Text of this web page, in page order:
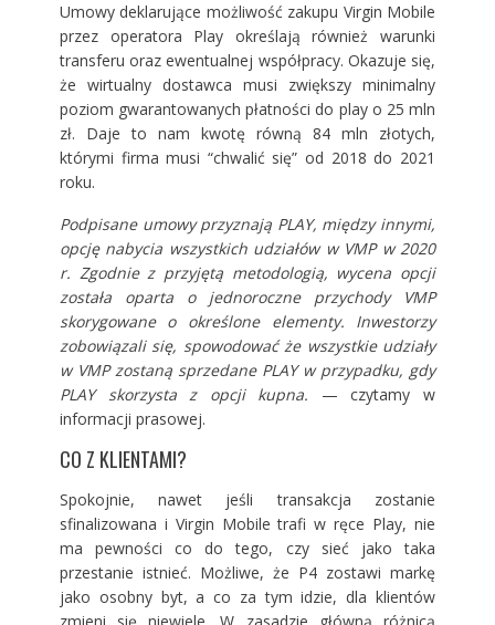
Umowy deklarujące możliwość zakupu Virgin Mobile
przez operatora Play określają również warunki
transferu oraz ewentualnej współpracy. Okazuje się,
że wirtualny dostawca musi zwiększy minimalny
poziom gwarantowanych płatności do play o 25 mln
zł. Daje to nam kwotę równą 84 mln złotych,
którymi firma musi “chwalić się” od 2018 do 2021
roku.
Podpisane umowy przyznają PLAY, między innymi,
opcję nabycia wszystkich udziałów w VMP w 2020
r. Zgodnie z przyjętą metodologią, wycena opcji
została oparta o jednoroczne przychody VMP
skorygowane o określone elementy. Inwestorzy
zobowiązali się, spowodować że wszystkie udziały
w VMP zostaną sprzedane PLAY w przypadku, gdy
PLAY skorzysta z opcji kupna. — czytamy w
informacji prasowej.
CO Z KLIENTAMI?
Spokojnie, nawet jeśli transakcja zostanie
sfinalizowana i Virgin Mobile trafi w ręce Play, nie
ma pewności co do tego, czy sieć jako taka
przestanie istnieć. Możliwe, że P4 zostawi markę
jako osobny byt, a co za tym idzie, dla klientów